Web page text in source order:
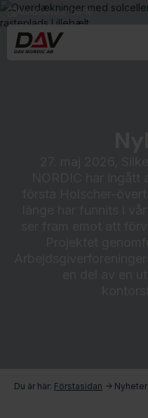
Kundservice: 08-16
Du är här: Förstasidan -> Nyheter